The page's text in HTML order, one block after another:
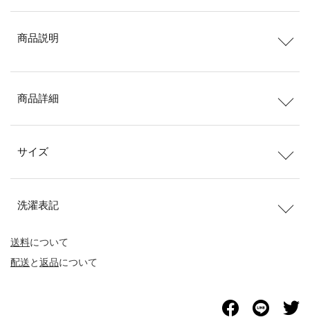
送料について
配送と返品について
商品説明
商品詳細
サイズ
洗濯表記